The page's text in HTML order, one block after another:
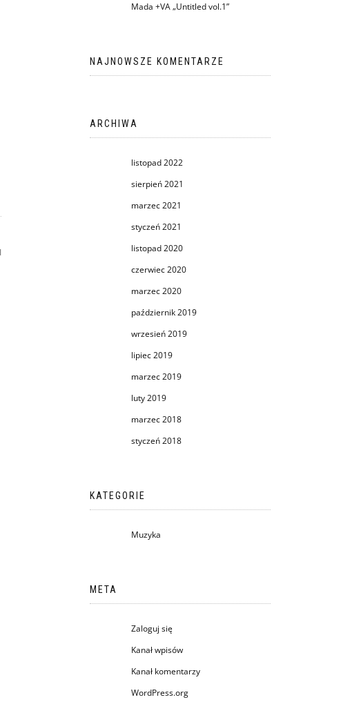
Mada +VA „Untitled vol.1”
NAJNOWSZE KOMENTARZE
ARCHIWA
listopad 2022
sierpień 2021
marzec 2021
styczeń 2021
listopad 2020
czerwiec 2020
marzec 2020
październik 2019
wrzesień 2019
lipiec 2019
marzec 2019
luty 2019
marzec 2018
styczeń 2018
KATEGORIE
Muzyka
META
Zaloguj się
Kanał wpisów
Kanał komentarzy
WordPress.org